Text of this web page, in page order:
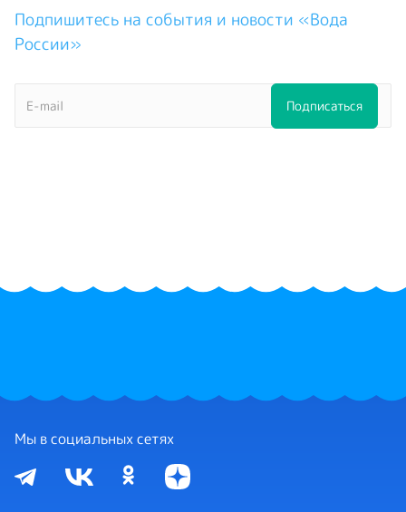
Подпишитесь на события и новости «Вода
России»
Мы в социальных сетях